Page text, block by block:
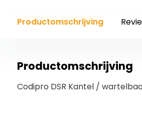
Productomschrijving
Productomschrijving
Codipro DSR Kantel /